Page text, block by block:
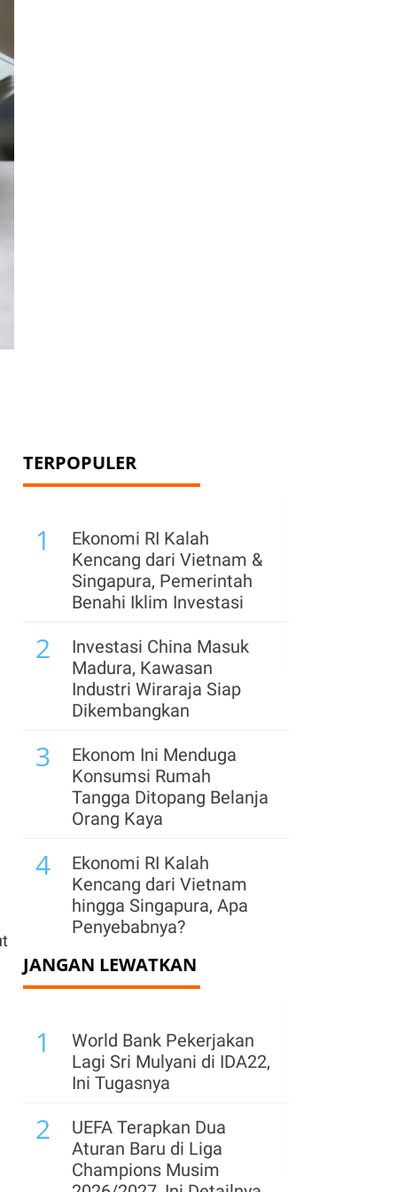
TERPOPULER
1
Ekonomi RI Kalah
Kencang dari Vietnam &
Singapura, Pemerintah
Benahi Iklim Investasi
2
Investasi China Masuk
Madura, Kawasan
Industri Wiraraja Siap
Dikembangkan
3
Ekonom Ini Menduga
Konsumsi Rumah
Tangga Ditopang Belanja
Orang Kaya
4
Ekonomi RI Kalah
Kencang dari Vietnam
hingga Singapura, Apa
Penyebabnya?
5
Jaga Momentum
Pertumbuhan Ekonomi
Siapkan Stimulus Rp
26,34 T
Kepala BGN Minta
Makanan MBG Tak
Dibawa Pulang, Ini
Alasannya
JANGAN LEWATKAN
1
World Bank Pekerjakan
Lagi Sri Mulyani di IDA22,
Ini Tugasnya
2
UEFA Terapkan Dua
Aturan Baru di Liga
Champions Musim